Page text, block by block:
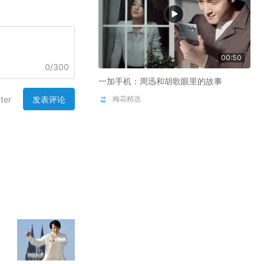
0/300
发表评论
00:50
一加手机：周迅和胡歌眼里的故事
梅花精选